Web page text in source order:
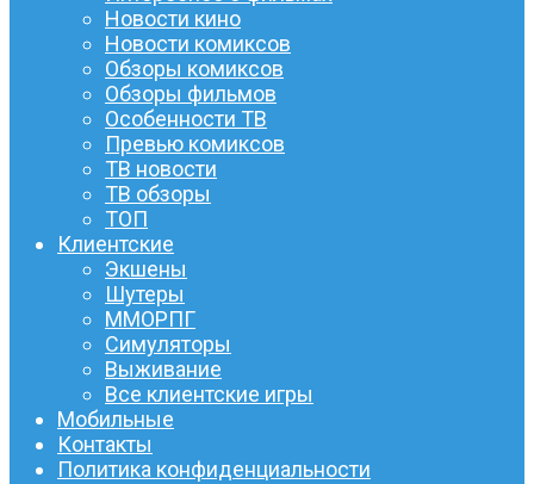
Новости кино
Новости комиксов
Обзоры комиксов
Обзоры фильмов
Особенности ТВ
Превью комиксов
ТВ новости
ТВ обзоры
ТОП
Клиентские
Экшены
Шутеры
ММОРПГ
Симуляторы
Выживание
Все клиентские игры
Мобильные
Контакты
Политика конфиденциальности